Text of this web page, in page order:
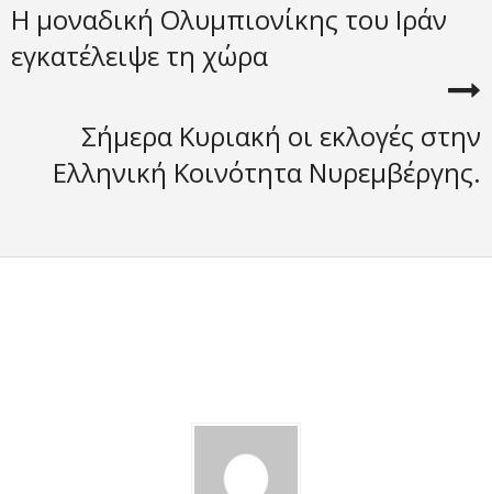
Η μοναδική Ολυμπιονίκης του Ιράν
εγκατέλειψε τη χώρα
Σήμερα Κυριακή οι εκλογές στην
Ελληνική Κοινότητα Νυρεμβέργης.